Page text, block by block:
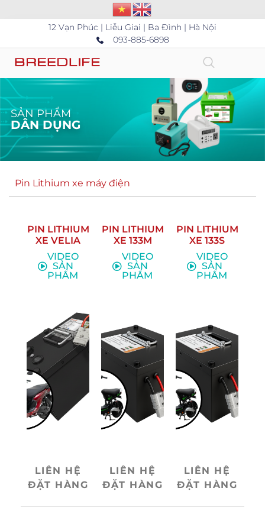
12 Vạn Phúc | Liễu Giai | Ba Đình | Hà Nội
093-885-6898
SẢN PHẨM
DÂN DỤNG
Pin Lithium xe máy điện
PIN LITHIUM
XE VELIA
VIDEO
SẢN
PHẨM
Model:
VEL-7220
- Điện áp
định danh:
73,6V
- Dung
lượng:
20Ah
- Loại cell
Phosphate)
- LED hiển
thị: Trạng
LIÊN HỆ
ĐẶT HÀNG
PIN LITHIUM
XE 133M
VIDEO
SẢN
PHẨM
133M-4812
Điện áp
định danh:
51,2V
Dung
lượng: 12Ah
Loại cell
pin: LFP
LED hiển
thị: Trạng
thái điện
LIÊN HỆ
ĐẶT HÀNG
PIN LITHIUM
XE 133S
VIDEO
SẢN
PHẨM
133S-4820
Điện áp
định danh:
51,2V
Dung
lượng:
20Ah
Loại cell
Phosphate)
LED hiển
thị: Trạng
LIÊN HỆ
ĐẶT HÀNG